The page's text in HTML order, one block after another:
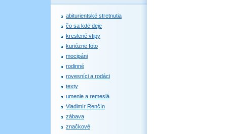
abiturientské stretnutia
čo sa kde deje
kreslené vtipy
kuriózne foto
mocipáni
rodinné
rovesníci a rodáci
texty
umenie a remeslá
Vladimír Renčín
zábava
značkové